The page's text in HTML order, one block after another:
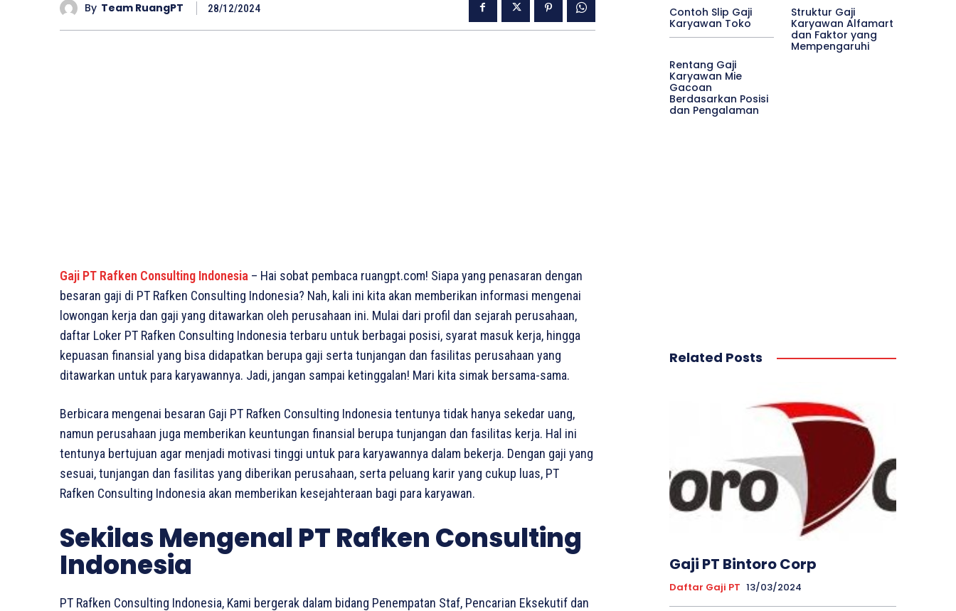
By Team RuangPT 28/12/2024
Gaji PT Rafken Consulting Indonesia – Hai sobat pembaca ruangpt.com! Siapa yang penasaran dengan
besaran gaji di PT Rafken Consulting Indonesia? Nah, kali ini kita akan memberikan informasi mengenai
lowongan kerja dan gaji yang ditawarkan oleh perusahaan ini. Mulai dari profil dan sejarah perusahaan,
daftar Loker PT Rafken Consulting Indonesia terbaru untuk berbagai posisi, syarat masuk kerja, hingga
kepuasan finansial yang bisa didapatkan berupa gaji serta tunjangan dan fasilitas perusahaan yang
ditawarkan untuk para karyawannya. Jadi, jangan sampai ketinggalan! Mari kita simak bersama-sama.
Berbicara mengenai besaran Gaji PT Rafken Consulting Indonesia tentunya tidak hanya sekedar uang,
namun perusahaan juga memberikan keuntungan finansial berupa tunjangan dan fasilitas kerja. Hal ini
tentunya bertujuan agar menjadi motivasi tinggi untuk para karyawannya dalam bekerja. Dengan gaji yang
sesuai, tunjangan dan fasilitas yang diberikan perusahaan, serta peluang karir yang cukup luas, PT
Rafken Consulting Indonesia akan memberikan kesejahteraan bagi para karyawan.
Sekilas Mengenal PT Rafken Consulting
Indonesia
PT Rafken Consulting Indonesia, Kami bergerak dalam bidang Penempatan Staf, Pencarian Eksekutif dan
Contoh Slip Gaji
Karyawan Toko
Struktur Gaji
Karyawan Alfamart
dan Faktor yang
Mempengaruhi
Rentang Gaji
Karyawan Mie
Gacoan
Berdasarkan Posisi
dan Pengalaman
Related Posts
Gaji PT Bintoro Corp
Daftar Gaji PT 13/03/2024